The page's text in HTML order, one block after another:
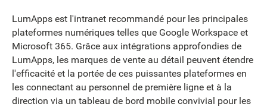
LumApps est l'intranet recommandé pour les principales
plateformes numériques telles que Google Workspace et
Microsoft 365. Grâce aux intégrations approfondies de
LumApps, les marques de vente au détail peuvent étendre
l'efficacité et la portée de ces puissantes plateformes en
les connectant au personnel de première ligne et à la
direction via un tableau de bord mobile convivial pour les